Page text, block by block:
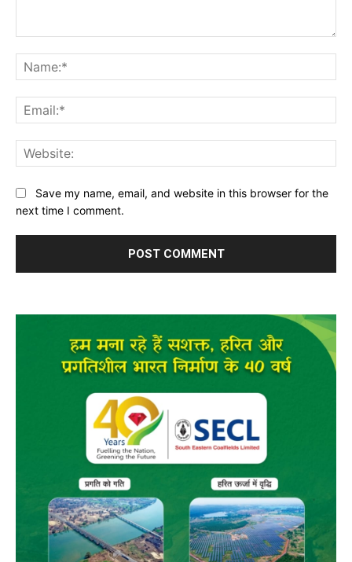
Save my name, email, and website in this browser for the
next time I comment.